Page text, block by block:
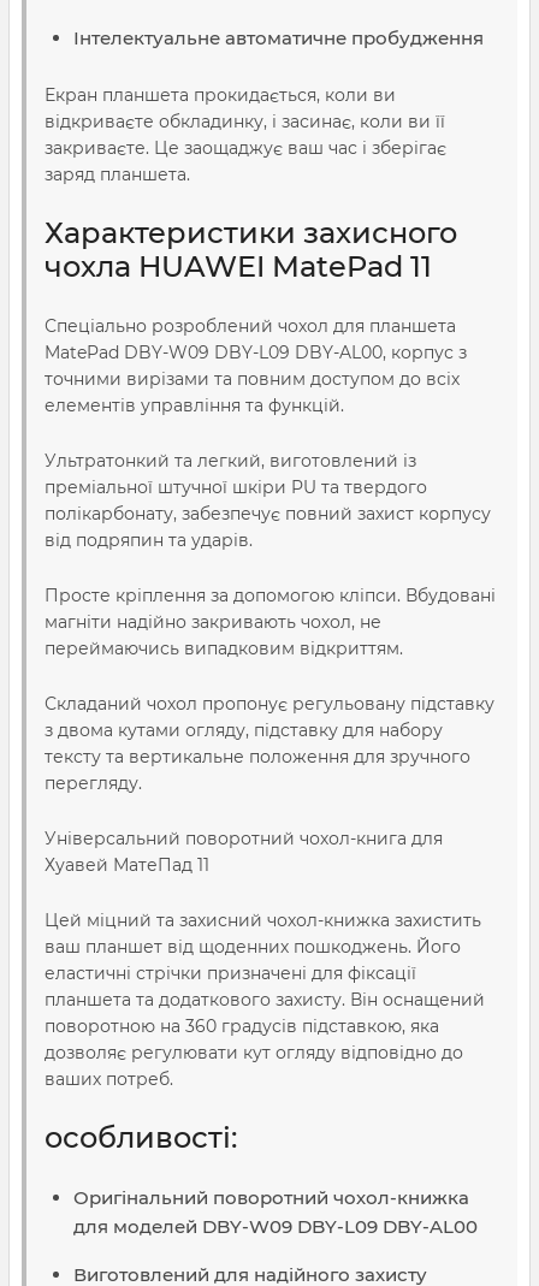
Інтелектуальне автоматичне пробудження
Екран планшета прокидається, коли ви
відкриваєте обкладинку, і засинає, коли ви її
закриваєте. Це заощаджує ваш час і зберігає
заряд планшета.
Характеристики захисного
чохла HUAWEI MatePad 11
Спеціально розроблений чохол для планшета
MatePad DBY-W09 DBY-L09 DBY-AL00, корпус з
точними вирізами та повним доступом до всіх
елементів управління та функцій.
Ультратонкий та легкий, виготовлений із
преміальної штучної шкіри PU та твердого
полікарбонату, забезпечує повний захист корпусу
від подряпин та ударів.
Просте кріплення за допомогою кліпси. Вбудовані
магніти надійно закривають чохол, не
переймаючись випадковим відкриттям.
Складаний чохол пропонує регульовану підставку
з двома кутами огляду, підставку для набору
тексту та вертикальне положення для зручного
перегляду.
Універсальний поворотний чохол-книга для
Хуавей МатеПад 11
Цей міцний та захисний чохол-книжка захистить
ваш планшет від щоденних пошкоджень. Його
еластичні стрічки призначені для фіксації
планшета та додаткового захисту. Він оснащений
поворотною на 360 градусів підставкою, яка
дозволяє регулювати кут огляду відповідно до
ваших потреб.
особливості:
Оригінальний поворотний чохол-книжка
для моделей DBY-W09 DBY-L09 DBY-AL00
Виготовлений для надійного захисту